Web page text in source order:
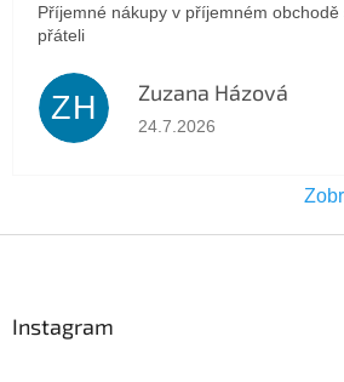
Příjemné nákupy v příjemném
přáteli
ZH Zuzana Házová
Hodnocení obchodu je 5 z
24.7.2026
Instagram